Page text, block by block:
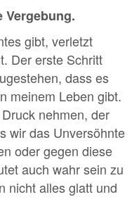
Vergebung.
gibt, verletzt
Der erste Schritt
dass es
meinem Leben gibt.
nehmen, der
wir das Unversöhnte
oder gegen diese
auch wahr sein zu
nicht alles glatt und